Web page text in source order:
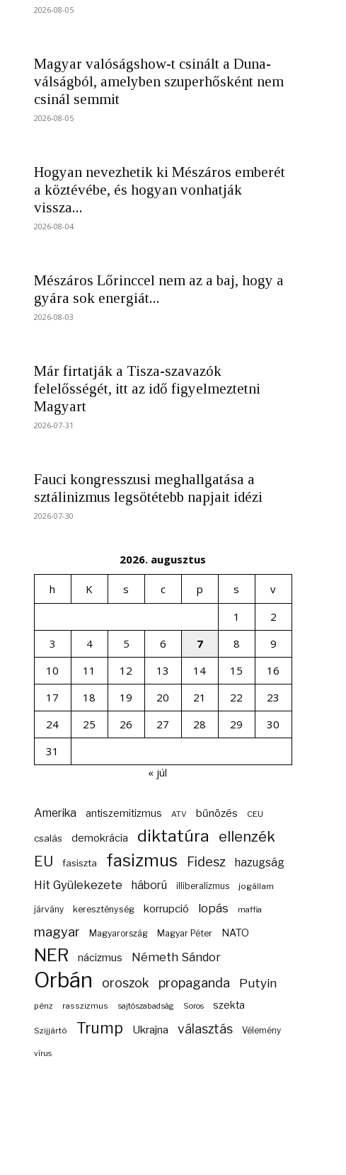
2026-08-05
Magyar valóságshow-t csinált a Duna-
válságból, amelyben szuperhősként nem
csinál semmit
2026-08-05
Hogyan nevezhetik ki Mészáros emberét
a köztévébe, és hogyan vonhatják
vissza...
2026-08-04
Mészáros Lőrinccel nem az a baj, hogy a
gyára sok energiát...
2026-08-03
Már firtatják a Tisza-szavazók
felelősségét, itt az idő figyelmeztetni
Magyart
2026-07-31
Fauci kongresszusi meghallgatása a
sztálinizmus legsötétebb napjait idézi
2026-07-30
2026. augusztus
h K s c p s
v
1
2
3
4 5 6 7 8
9
10
11 12 13 14 15
16
17
18 19 20 21 22
23
24
25 26 27 28 29
30
31
« júl
Amerika antiszemitizmus ATV bűnözés CEU
csalás demokrácia diktatúra ellenzék
EU fasiszta fasizmus Fidesz hazugság
Hit Gyülekezete háború illiberalizmus jogállam
járvány kereszténység korrupció lopás maffia
magyar Magyarország Magyar Péter NATO
NER nácizmus Németh Sándor
Orbán oroszok propaganda Putyin
pénz rasszizmus sajtószabadság Soros szekta
Szijjártó Trump Ukrajna választás Vélemény
vírus